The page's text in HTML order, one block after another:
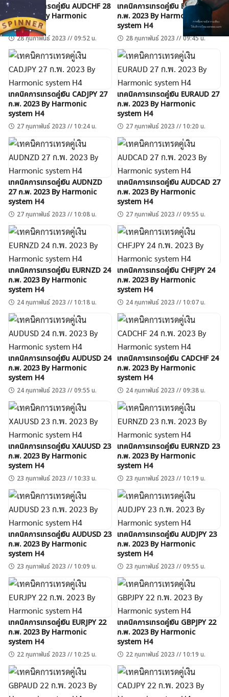
เทคนิคการเทรดคู่เงิน AUDCHF 28
ก.พ. 2023 By Harmonic
system H4
28 กุมภาพันธ์ 2023 // 09:52 น.
เทคนิคการเทรดคู่เงิน EURAUD 28
ก.พ. 2023 By Harmonic
system H4
28 กุมภาพันธ์ 2023 // 09:45 น.
เทคนิคการเทรดคู่เงิน CADJPY 27
ก.พ. 2023 By Harmonic
system H4
27 กุมภาพันธ์ 2023 // 10:24 น.
เทคนิคการเทรดคู่เงิน EURAUD 27
ก.พ. 2023 By Harmonic
system H4
27 กุมภาพันธ์ 2023 // 10:20 น.
เทคนิคการเทรดคู่เงิน AUDNZD
27 ก.พ. 2023 By Harmonic
system H4
27 กุมภาพันธ์ 2023 // 10:08 น.
เทคนิคการเทรดคู่เงิน AUDCAD 27
ก.พ. 2023 By Harmonic
system H4
27 กุมภาพันธ์ 2023 // 09:55 น.
เทคนิคการเทรดคู่เงิน EURNZD 24
ก.พ. 2023 By Harmonic
system H4
24 กุมภาพันธ์ 2023 // 10:18 น.
เทคนิคการเทรดคู่เงิน CHFJPY 24
ก.พ. 2023 By Harmonic
system H4
24 กุมภาพันธ์ 2023 // 10:07 น.
เทคนิคการเทรดคู่เงิน AUDUSD 24
ก.พ. 2023 By Harmonic
system H4
24 กุมภาพันธ์ 2023 // 09:55 น.
เทคนิคการเทรดคู่เงิน CADCHF 24
ก.พ. 2023 By Harmonic
system H4
24 กุมภาพันธ์ 2023 // 09:38 น.
เทคนิคการเทรดคู่เงิน XAUUSD 23
ก.พ. 2023 By Harmonic
system H4
23 กุมภาพันธ์ 2023 // 10:33 น.
เทคนิคการเทรดคู่เงิน EURNZD 23
ก.พ. 2023 By Harmonic
system H4
23 กุมภาพันธ์ 2023 // 10:19 น.
เทคนิคการเทรดคู่เงิน AUDUSD 23
ก.พ. 2023 By Harmonic
system H4
23 กุมภาพันธ์ 2023 // 10:09 น.
เทคนิคการเทรดคู่เงิน AUDJPY 23
ก.พ. 2023 By Harmonic
system H4
23 กุมภาพันธ์ 2023 // 09:55 น.
เทคนิคการเทรดคู่เงิน EURJPY 22
ก.พ. 2023 By Harmonic
system H4
22 กุมภาพันธ์ 2023 // 10:25 น.
เทคนิคการเทรดคู่เงิน GBPJPY 22
ก.พ. 2023 By Harmonic
system H4
22 กุมภาพันธ์ 2023 // 10:19 น.